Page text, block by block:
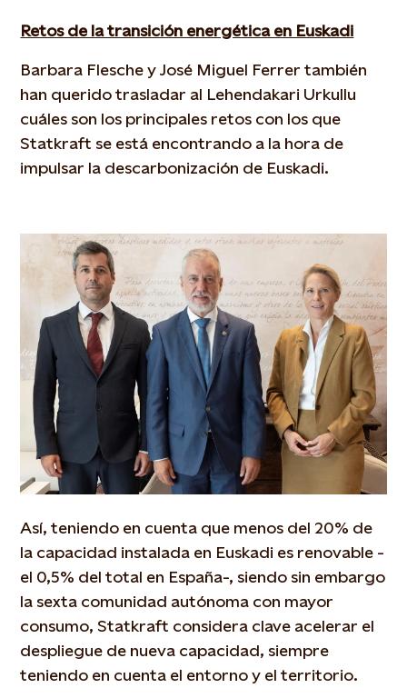
Retos de la transición energética en Euskadi
Barbara Flesche y José Miguel Ferrer también
han querido trasladar al Lehendakari Urkullu
cuáles son los principales retos con los que
Statkraft se está encontrando a la hora de
impulsar la descarbonización de Euskadi.
Así, teniendo en cuenta que menos del 20% de
la capacidad instalada en Euskadi es renovable -
el 0,5% del total en España-, siendo sin embargo
la sexta comunidad autónoma con mayor
consumo, Statkraft considera clave acelerar el
despliegue de nueva capacidad, siempre
teniendo en cuenta el entorno y el territorio.